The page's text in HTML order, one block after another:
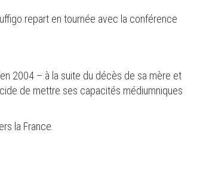
repart en tournée avec la conférence
2004 – à la suite du décès de sa mère et
de mettre ses capacités médiumniques
la France.